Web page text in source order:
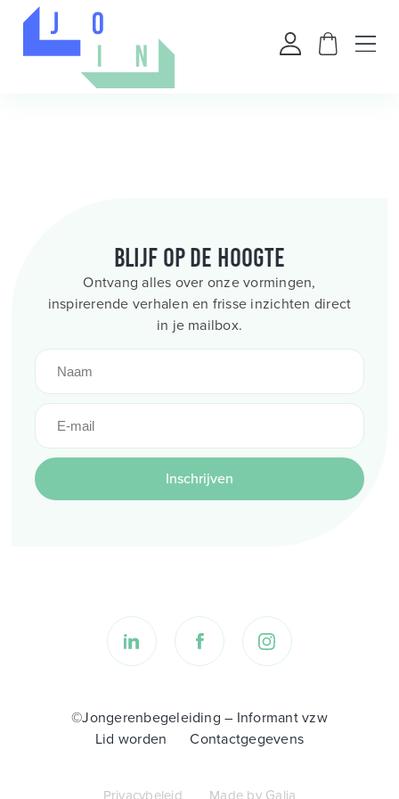
Blijf op de hoogte
Ontvang alles over onze vormingen,
inspirerende verhalen en frisse inzichten direct
in je mailbox.
Inschrijven
©Jongerenbegeleiding – Informant vzw
Lid worden
Contactgegevens